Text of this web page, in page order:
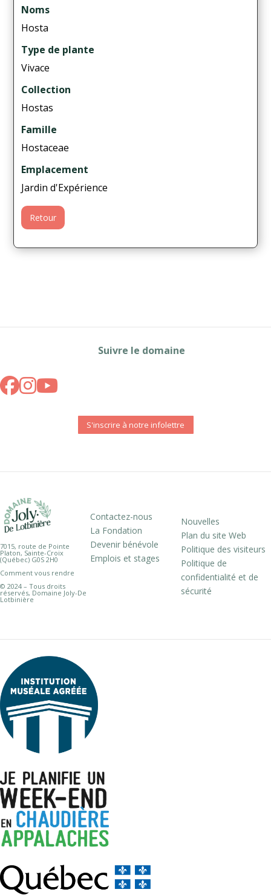
Noms
Hosta
Type de plante
Vivace
Collection
Hostas
Famille
Hostaceae
Emplacement
Jardin d'Expérience
Retour
Suivre le domaine
S'inscrire à notre infolettre
7015, route de Pointe
Platon, Sainte-Croix
(Québec) G0S 2H0
Comment vous rendre
© 2024 – Tous droits
réservés, Domaine Joly-De
Lotbinière
Contactez-nous
La Fondation
Devenir bénévole
Emplois et stages
Nouvelles
Plan du site Web
Politique des visiteurs
Politique de
confidentialité et de
sécurité